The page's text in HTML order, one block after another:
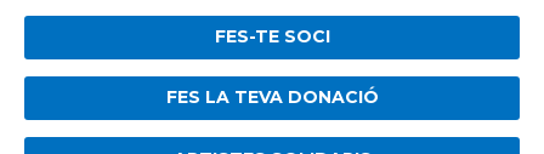
FES-TE SOCI
FES LA TEVA DONACIÓ